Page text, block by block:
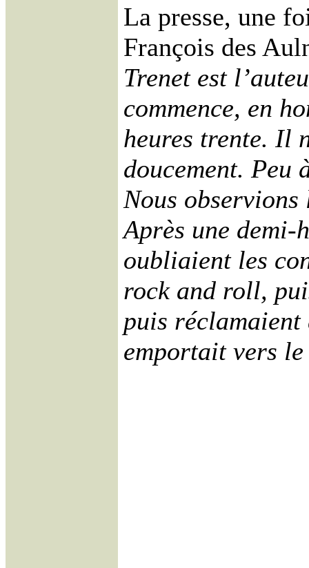
La presse, une
François des
Trenet est
commence, en
heures trente. Il
doucement. Peu
Nous observions
Après une demi-
oubliaient les
rock and roll,
puis réclamaient
emportait vers